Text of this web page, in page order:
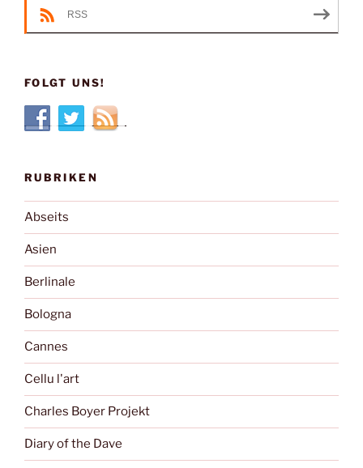
RSS
FOLGT UNS!
RUBRIKEN
Abseits
Asien
Berlinale
Bologna
Cannes
Cellu l'art
Charles Boyer Projekt
Diary of the Dave